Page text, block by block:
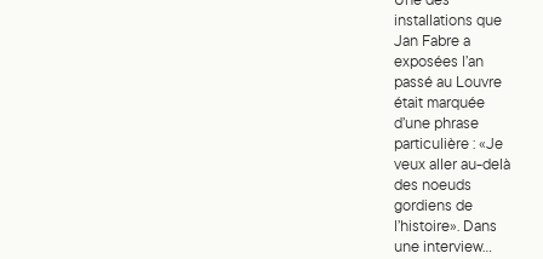
installations que
Jan Fabre a
exposées l’an
passé au Louvre
était marquée
d’une phrase
particulière : «Je
veux aller au-delà
des noeuds
gordiens de
l’histoire». Dans
une interview...